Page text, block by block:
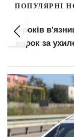
ПОПУЛЯРНІ
5 років
вирок за